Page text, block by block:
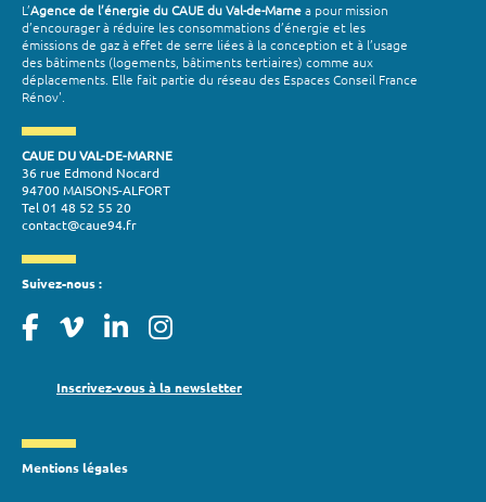
L’Agence de l’énergie du CAUE du Val-de-Marnea pour mission
d’encourager à réduire les consommations d’énergie et les
émissions de gaz à effet de serre liées à la conception et à l’usage
des bâtiments (logements, bâtiments tertiaires) comme aux
déplacements. Elle fait partie du réseau des Espaces Conseil France
Rénov'.
CAUE DU VAL-DE-MARNE
36 rue Edmond Nocard
94700 MAISONS-ALFORT
Tel 01 48 52 55 20
contact@caue94.fr
Suivez-nous :
Inscrivez-vous à la newsletter
Mentions légales